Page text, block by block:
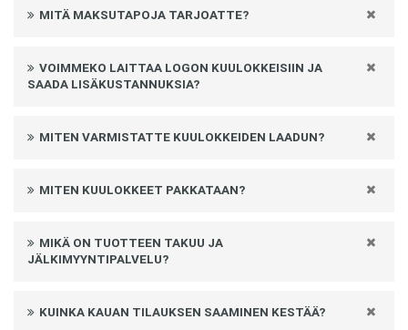
MITÄ MAKSUTAPOJA TARJOATTE?
VOIMMEKO LAITTAA LOGON KUULOKKEISIIN JA
SAADA LISÄKUSTANNUKSIA?
MITEN VARMISTATTE KUULOKKEIDEN LAADUN?
MITEN KUULOKKEET PAKKATAAN?
MIKÄ ON TUOTTEEN TAKUU JA
JÄLKIMYYNTIPALVELU?
KUINKA KAUAN TILAUKSEN SAAMINEN KESTÄÄ?